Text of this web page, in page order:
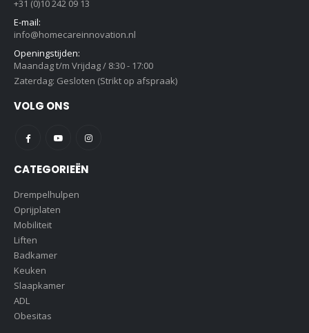
+31 (0)10 242 09 13
E-mail:
info@homecareinnovation.nl
Openingstijden:
Maandag t/m Vrijdag / 8:30 - 17:00
Zaterdag: Gesloten (Strikt op afspraak)
VOLG ONS
CATEGORIEËN
Drempelhulpen
Oprijplaten
Mobiliteit
Liften
Badkamer
Keuken
Slaapkamer
ADL
Obesitas